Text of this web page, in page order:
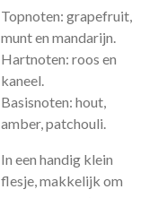
Topnoten: grapefruit,
munt en mandarijn.
Hartnoten: roos en
kaneel.
Basisnoten: hout,
amber, patchouli.
In een handig klein
flesje, makkelijk om